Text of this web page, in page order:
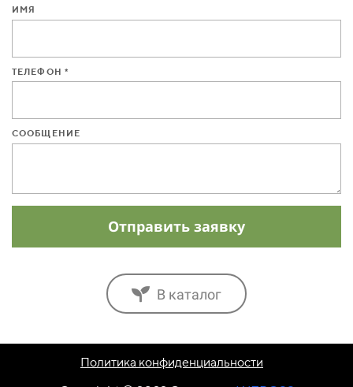
ИМЯ
ТЕЛЕФОН *
СООБЩЕНИЕ
Отправить заявку
В каталог
Политика конфиденциальности